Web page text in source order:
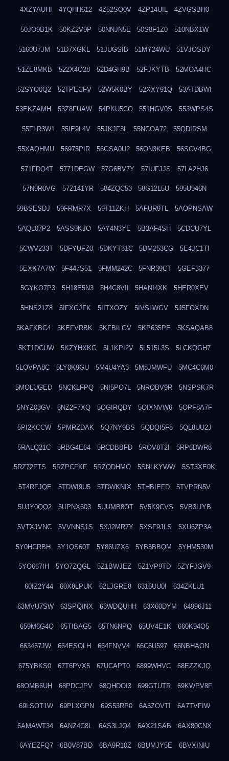
4XZYAUHI 4YQHH612 4Z52SO0V 4ZP14UIL 4ZVGSBH0
50JO9B1K 50KZ2V9P 50NNJN5E 50S8F1Z0 510NBX1W
5160U7JM 51D7XGKL 51JUGSIB 51MY24WU 51VJOSDY
51ZE8MKB 522X4O28 52D4GH9B 52FJKYTB 52MOA4HC
52SYO0Q2 52TPECFV 52W5K0BY 52XXY91Q 53ATDBWI
53EKZAMH 53Z8FUAW 54PKU5CO 551HGV0S 553WPS4S
55FLR3W1 55IE9L4V 55JKJF3L 55NCOA72 55QDIRSM
55XAQHMU 56975PIR 56GSA0U2 56QN3KEB 56SCV4BG
571FDQ4T 5771DEGW 57G6BV7Y 57IUFJJS 57LA2HJ6
57N9R0VG 57Z141YR 584ZQC53 58G12L5U 595U946N
59BSESDJ 59FRMR7X 59T11ZKH 5AFUR9TL 5AOPNSAW
5AQL07P2 5ASS9KJO 5AY4N3YE 5B3AF4SH 5CDCU7YL
5CWV233T 5DFYUFZ0 5DKYT31C 5DM253CG 5E4JC1TI
5EXK7A7W 5F447S51 5FMM242C 5FNR39CT 5GEF3377
5GYKO7P3 5H18E5N3 5H4C8VII 5HANI4XK 5HER0XEV
5HNS21Z8 5IFXGJFK 5IITXOZY 5IVSLWGV 5J5FOXDN
5KAFKBC4 5KEFVRBK 5KFBILGV 5KP635PE 5KSAQAB8
5KT1DCUW 5KZYHXKG 5L1KPI2V 5L515L3S 5LCKQGH7
5LOVPA8C 5LY0K9GU 5M4U4YA3 5M8JMWFU 5MC4C6M0
5MOLUGED 5NCKLFPQ 5NI5PO7L 5NROBV9R 5NSPSK7R
5NYZ03GV 5NZ2F7XQ 5OGIRQDY 5OIXNVW6 5OPF8A7F
5PI2KCCW 5PMRZDAK 5Q7NY9BS 5QDQI5F8 5QL8UU2J
5RALQ21C 5RBG4E64 5RCDBBFD 5ROV8T2I 5RP6DWR8
5RZ72FTS 5RZPCFKF 5RZQDHMO 5SNLKYWW 5ST3XE0K
5T4RFJQE 5TDWI9U5 5TDWKNIX 5THBIEFD 5TVPRN5V
5UJY0QQ2 5UPNX603 5UUMB8OT 5V5K9CVS 5VB3LIYB
5VTXJVNC 5VVNNS1S 5XJ2MR7Y 5XSF9JLS 5XU6ZP3A
5Y0HCRBH 5Y1QS60T 5Y86UZX6 5YB5BBQM 5YHM530M
5YO667IH 5YO7ZQGL 5Z1BWJEZ 5Z1VP9TD 5ZYFJGV9
60IZ2Y44 60X8LPUK 62LJGRE8 6316UU0I 634ZKLU1
63MVU7SW 63SPQINX 63WDQUHH 63X60DYM 64996J11
659M6G4O 65TIBAG5 65TN6NPQ 65UV4E1K 660K94O5
663467JW 664ESOLH 664FNVV4 66C6U597 66NBHAON
675YBKS0 67T6PVX5 67UCAPT0 6899WHVC 68EZZKJQ
68OMB6UH 68PDCJPV 68QHDOI3 699GTUTR 69KWPV8F
69LSOT1W 69PLXGPN 69S53RP0 6A5ZOVTI 6A7TVFIW
6AMAWT34 6ANZ4C8L 6AS3LJQ4 6AX21SAB 6AX80CNX
6AYEZFQ7 6B0V87BD 6BA9R10Z 6BUMJY5E 6BVXINIU